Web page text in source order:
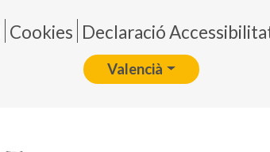
Pie de
Cookies Declaració
Valencià